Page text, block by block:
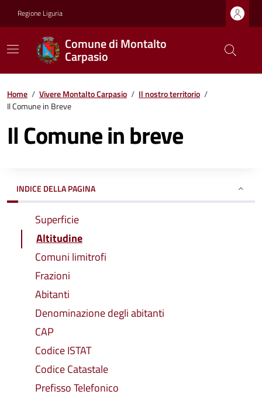
Regione Liguria
Comune di Montalto
Carpasio
Home / Vivere Montalto Carpasio / Il nostro territorio /
Il Comune in Breve
Il Comune in breve
INDICE DELLA PAGINA
Superficie
Altitudine
Comuni limitrofi
Frazioni
Abitanti
Denominazione degli abitanti
CAP
Codice ISTAT
Codice Catastale
Prefisso Telefonico